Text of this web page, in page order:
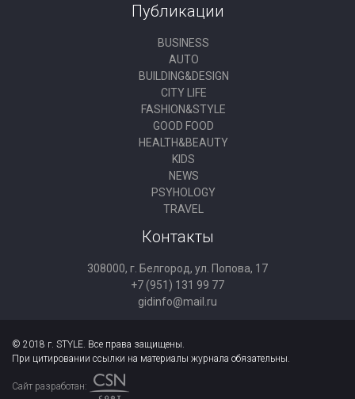
Публикации
BUSINESS
AUTO
BUILDING&DESIGN
CITY LIFE
FASHION&STYLE
GOOD FOOD
HEALTH&BEAUTY
KIDS
NEWS
PSYHOLOGY
TRAVEL
Контакты
308000, г. Белгород, ул. Попова, 17
+7 (951) 131 99 77
gidinfo@mail.ru
© 2018 г. STYLE. Все права защищены.
При цитировании ссылки на материалы журнала обязательны.
Сайт разработан: